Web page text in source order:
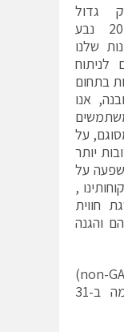
גדול
מההצלחה שלנו בשנת 2011 נבע
שלנו
לניתוח
בתחום
אנו
על
יותר
על
,
חווית
והגנה
עיקרי התוצאות הפיננסיות (non-GAAP)
לרבעון הרביעיולשנה שהסתיימה ב-31